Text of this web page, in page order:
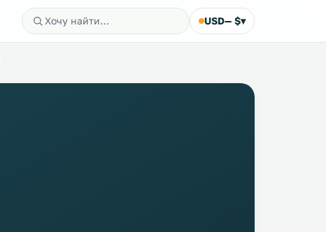
USD— $▾